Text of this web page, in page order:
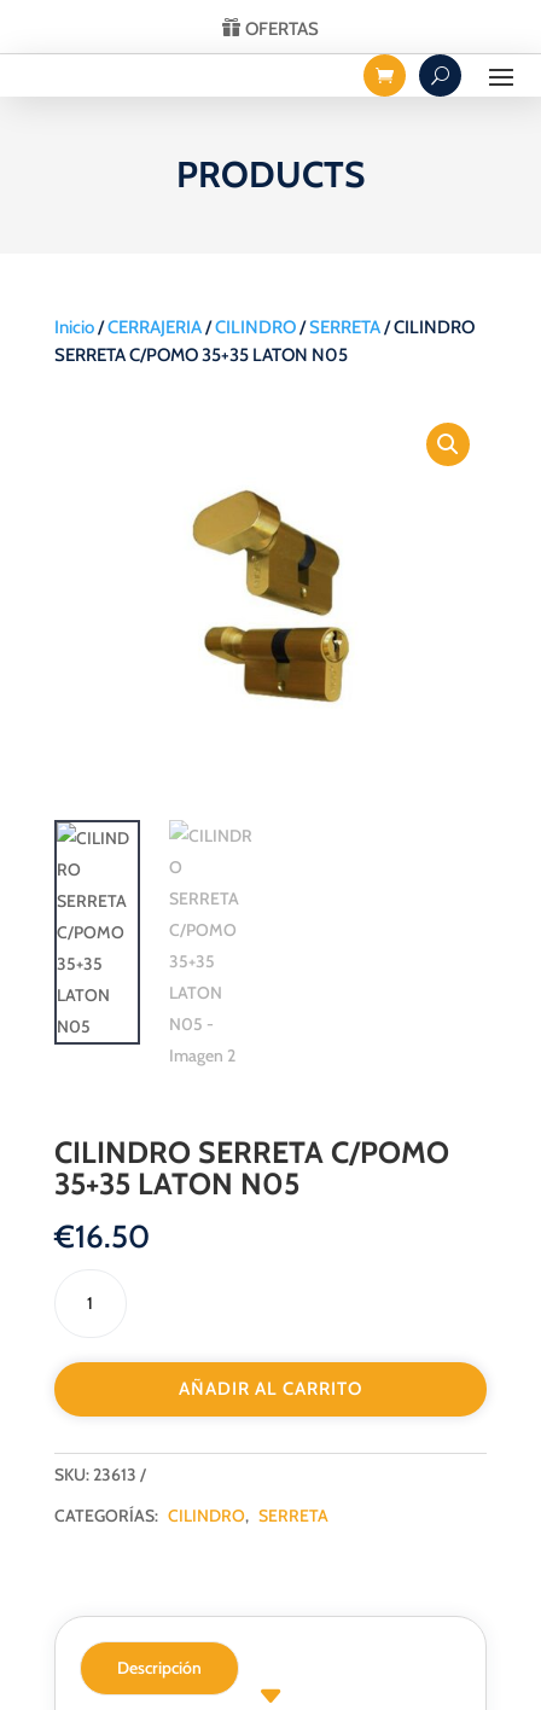
OFERTAS
PRODUCTS
Inicio/CERRAJERIA/CILINDRO/SERRETA/ CILINDRO
SERRETA C/POMO 35+35 LATON N05
CILINDRO SERRETA C/POMO
35+35 LATON N05
€16.50
SERRETA
35+35
LATON
N05
cantidad
AÑADIR AL CARRITO
SKU:23613
CATEGORÍAS: CILINDRO, SERRETA
Descripción